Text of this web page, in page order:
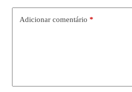
Adicionar comentário *